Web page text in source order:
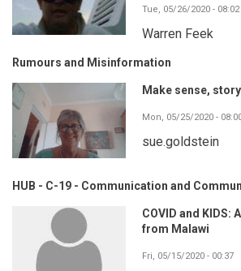
Tue, 05/26/2020 - 08:02
Warren Feek
Rumours and Misinformation
Make sense,
Mon, 05/25/2020 -
sue.goldstein
HUB - C-19 - Communication and
COVID and KIDS:
from Malawi
Fri, 05/15/2020 - 00:37